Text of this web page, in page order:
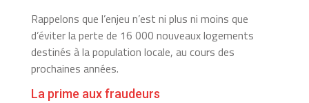
Rappelons que l’enjeu n’est ni plus ni moins que
d’éviter la perte de 16 000 nouveaux logements
destinés à la population locale, au cours des
prochaines années.
La prime aux fraudeurs